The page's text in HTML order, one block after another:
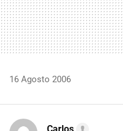
16 Agosto 2006